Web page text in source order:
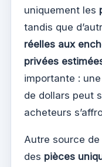
uniquement les
tandis que
réelles aux
privées
importante :
de dollars peut
acheteurs
Autre source de
des pièces